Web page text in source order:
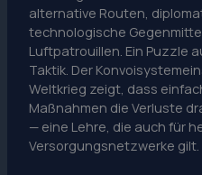
alternative Routen,
technologische
Luftpatrouillen. Ein Puzzle
Taktik. Der
Weltkrieg zeigt, dass
Maßnahmen die Verluste
— eine Lehre, die auch für
Versorgungsnetzwerke gilt.